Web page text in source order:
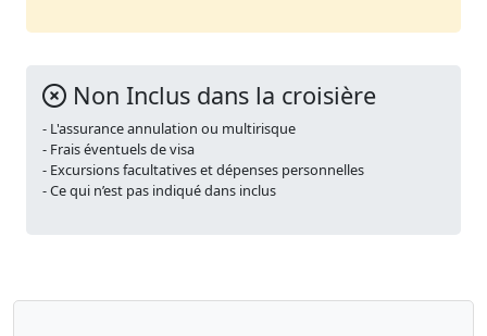
Non Inclus dans la croisière
- L'assurance annulation ou multirisque
- Frais éventuels de visa
- Excursions facultatives et dépenses personnelles
- Ce qui n’est pas indiqué dans inclus